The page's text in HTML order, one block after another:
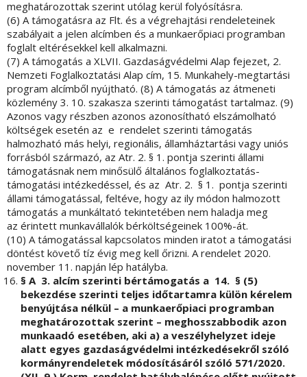
meghatározottak szerint utólag kerül folyósításra.
(6) A támogatásra az Flt. és a végrehajtási rendeleteinek
szabályait a jelen alcímben és a munkaerőpiaci programban
foglalt eltérésekkel kell alkalmazni.
(7) A támogatás a XLVII. Gazdaságvédelmi Alap fejezet, 2.
Nemzeti Foglalkoztatási Alap cím, 15. Munkahely-megtartási
program alcímből nyújtható. (8) A támogatás az átmeneti
közlemény 3. 10. szakasza szerinti támogatást tartalmaz. (9)
Azonos vagy részben azonos azonosítható elszámolható
költségek esetén az e rendelet szerinti támogatás
halmozható más helyi, regionális, államháztartási vagy uniós
forrásból származó, az Atr. 2. § 1. pontja szerinti állami
támogatásnak nem minősülő általános foglalkoztatás-
támogatási intézkedéssel, és az Atr. 2. § 1. pontja szerinti
állami támogatással, feltéve, hogy az ily módon halmozott
támogatás a munkáltató tekintetében nem haladja meg
az érintett munkavállalók bérköltségeinek 100%-át.
(10) A támogatással kapcsolatos minden iratot a támogatási
döntést követő tíz évig meg kell őrizni. A rendelet 2020.
november 11. napján lép hatályba.
§ A 3. alcím szerinti bértámogatás a 14. § (5)
bekezdése szerinti teljes időtartamra külön kérelem
benyújtása nélkül – a munkaerőpiaci programban
meghatározottak szerint – meghosszabbodik azon
munkaadó esetében, aki a) a veszélyhelyzet ideje
alatt egyes gazdaságvédelmi intézkedésekről szóló
kormányrendeletek módosításáról szóló 571/2020.